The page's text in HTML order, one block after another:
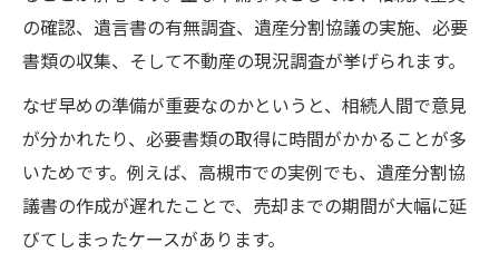
の確認、遺言書の有無調査、遺産分割協議の実施、必要
書類の収集、そして不動産の現況調査が挙げられます。
なぜ早めの準備が重要なのかというと、相続人間で意見
が分かれたり、必要書類の取得に時間がかかることが多
いためです。例えば、高槻市での実例でも、遺産分割協
議書の作成が遅れたことで、売却までの期間が大幅に延
びてしまったケースがあります。